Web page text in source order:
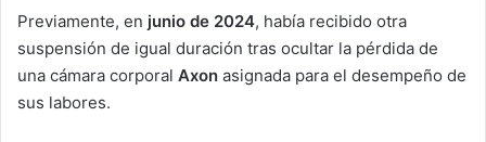
Previamente, en junio de 2024, había recibido otra
suspensión de igual duración tras ocultar la pérdida de
una cámara corporal Axon asignada para el desempeño de
sus labores.